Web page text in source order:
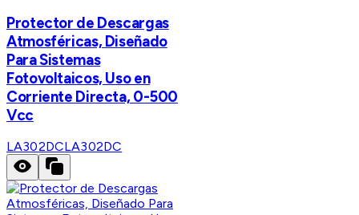
Protector de Descargas
Atmosféricas, Diseñado
Para Sistemas
Fotovoltaicos, Uso en
Corriente Directa, 0-500
Vcc
LA302DCLA302DC